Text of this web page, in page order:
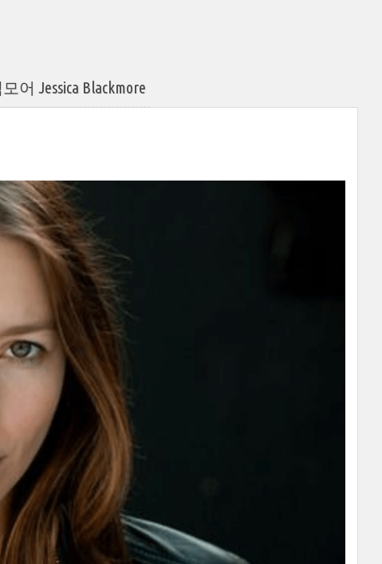
Jessica Blackmore